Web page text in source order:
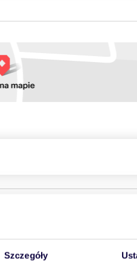
Szczegóły